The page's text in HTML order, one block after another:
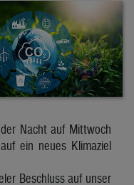
Nacht auf Mittwoch
ein neues Klimaziel
Beschluss auf unser